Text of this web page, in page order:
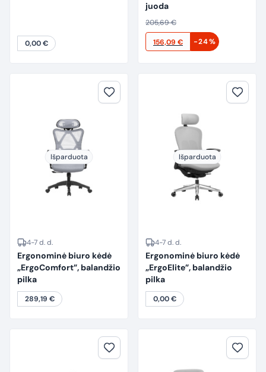
0,00€
juoda
205,69€
Original
price
156,09 €
Current
price
156,09 €.
-24%
Išparduota
4-7 d. d.
Ergonominė biuro kėdė
„ErgoComfort”, balandžio
pilka
289,19 €
Išparduota
4-7 d. d.
Ergonominė biuro kėdė
„ErgoElite”, balandžio
pilka
0,00€